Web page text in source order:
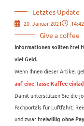
Letztes Update
20. Januar 2021 14:42
Give a coffee
Informationen sollten frei
viel Geld.
Wenn Ihnen dieser Artikel
auf eine Tasse Kaffee
Damit unterstützen Sie die
Fachportals für Luftfahrt,
und zwar freiwillig ohne